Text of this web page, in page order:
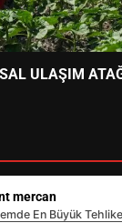
ULAŞIM
mercan
En Büyük